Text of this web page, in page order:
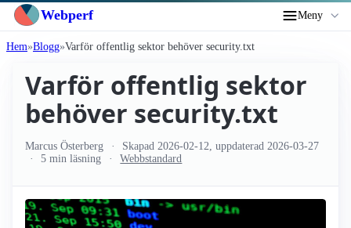
Webperf Meny
Hem Blogg Varför offentlig sektor behöver security.txt
Varför offentlig sektor
behöver security.txt
Marcus Österberg Skapad 2026-02-12 , uppdaterad 2026-03-27
5 min läsning
Webbstandard